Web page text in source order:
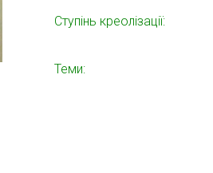
Ступінь креолізації:
Теми: